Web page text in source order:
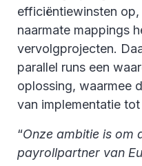
efficiëntiewinsten
naarmate mappings
vervolgprojecten.
parallel runs een
oplossing, waarmee
van implementatie
“Onze ambitie is om
payrollpartner van